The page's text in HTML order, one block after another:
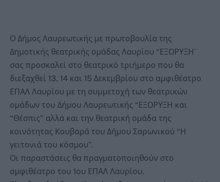
Ο Δήμος Λαυρεωτικής με πρωτοβουλία της
Δημοτικής θεατρικής ομάδας Λαυρίου “ΕΞΟΡΥΞΗ¨
σας προσκαλεί στο θεατρικό τριήμερο που θα
διεξαχθεί 13, 14 και 15 Δεκεμβρίου στο αμφιθέατρο
ΕΠΑΛ Λαυρίου με τη συμμετοχή των θεατρικών
ομάδων του Δήμου Λαυρεωτικής “ΕΞΟΡΥΞΗ και
“Θέσπις” αλλά και την θεατρική ομάδα της
κοινότητας Κουβαρά του Δήμου Σαρωνικού “Η
γειτονιά του κόσμου”.
Οι παραστάσεις θα πραγματοποιηθούν στο
αμφιθέατρο του 1ου ΕΠΑΛ Λαυρίου.